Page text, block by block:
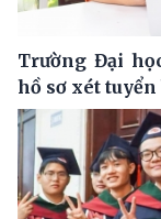
Trường Đại
hồ sơ xét tuyển